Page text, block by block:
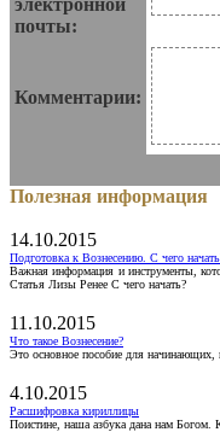
почты:
Комментарии:
Полезная информация
14.10.2015
Подготовка к Вознесению. С чего
Важная информация и инструменты,
Статья Лизы Ренее С чего начать?
11.10.2015
Что такое Вознесение?
Это основное пособие для начинающих,
4.10.2015
Расшифровка кириллицы
Поистине, наша азбука дана нам Богом.